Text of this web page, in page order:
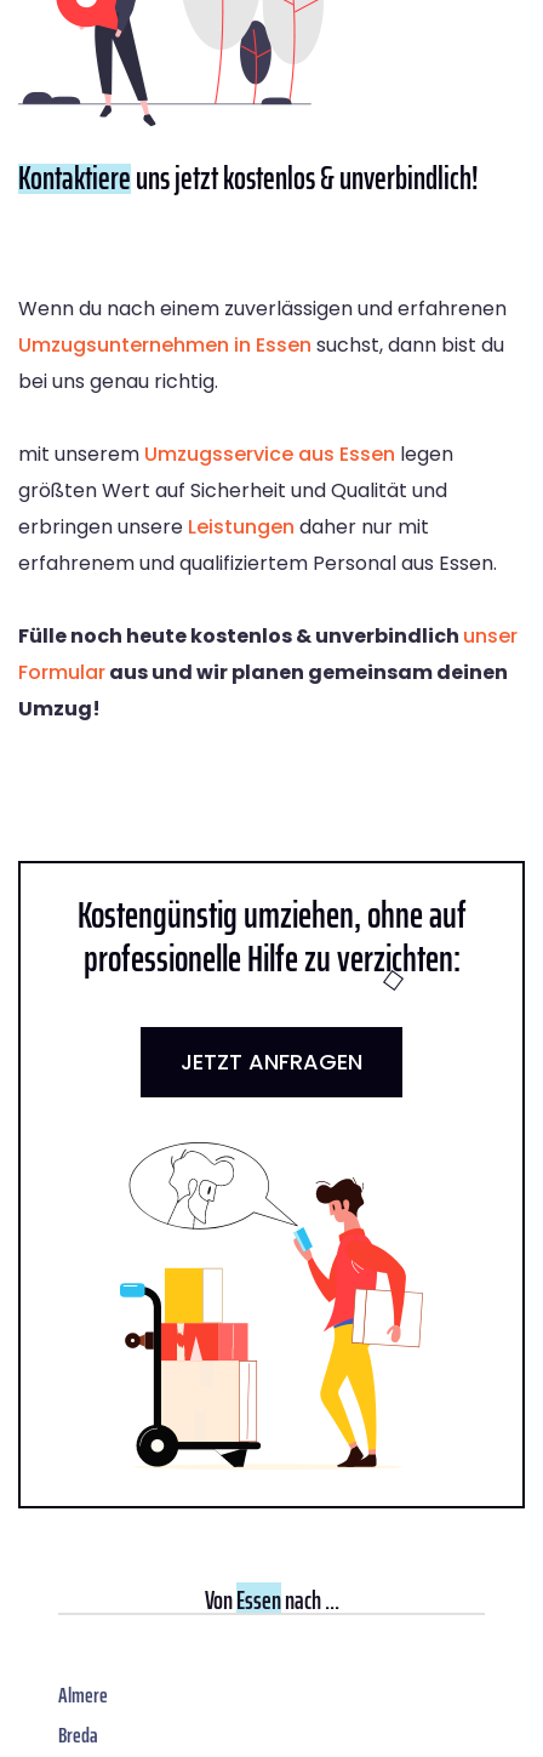
Kontaktiereuns jetzt kostenlos & unverbindlich!
Wenn du nach einem zuverlässigen und erfahrenen
Umzugsunternehmen in Essen suchst, dann bist du
bei uns genau richtig.
mit unserem Umzugsservice aus Essen legen
größten Wert auf Sicherheit und Qualität und
erbringen unsere Leistungen daher nur mit
erfahrenem und qualifiziertem Personal aus Essen.
Fülle noch heute kostenlos & unverbindlich unser
Formularaus und wir planen gemeinsam deinen
Umzug!
Kostengünstig umziehen, ohne auf
professionelle Hilfe zu verzichten:
JETZT ANFRAGEN
VonEssennach ...
Almere
Breda